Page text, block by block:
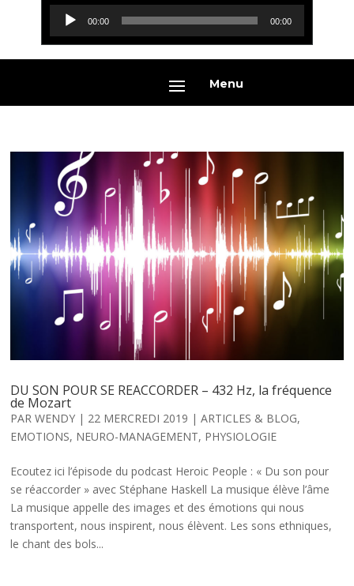
Lecteur
audio
00:00 00:00
Menu
DU SON POUR SE REACCORDER – 432 Hz, la fréquence
de Mozart
PARWENDY | 22 MERCREDI 2019 |ARTICLES & BLOG,
EMOTIONS, NEURO-MANAGEMENT, PHYSIOLOGIE
Ecoutez ici l’épisode du podcast Heroic People : « Du son pour
se réaccorder » avec Stéphane Haskell La musique élève l’âme
La musique appelle des images et des émotions qui nous
transportent, nous inspirent, nous élèvent. Les sons ethniques,
le chant des bols...